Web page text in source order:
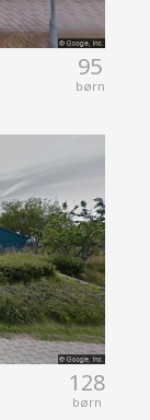
95
børn
128
børn